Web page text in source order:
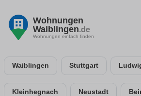
Wohnungen
Waiblingen.de
Wohnungen einfach finden
Waiblingen Stuttgart
Kleinhegnach Neustadt